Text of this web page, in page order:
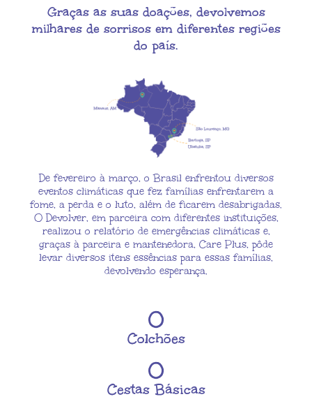
Graças as suas doações, devolvemos
milhares de sorrisos em diferentes regiões
do país.
De fevereiro à março, o Brasil enfrentou diversos
eventos climáticas que fez famílias enfrentarem a
fome, a perda e o luto, além de ficarem desabrigadas.
O Devolver, em parceira com diferentes instituições,
realizou o relatório de emergências climáticas e,
graças à parceira e mantenedora, Care Plus, pôde
levar diversos itens essências para essas famílias,
devolvendo esperança.
Colchões
0
Cestas Básicas
0